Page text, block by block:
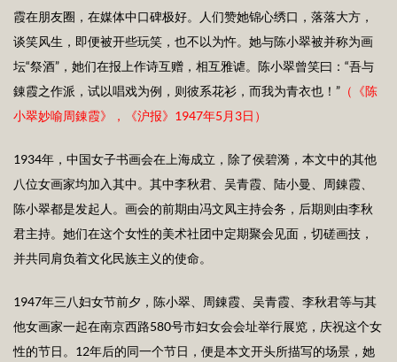
霞在朋友圈，在媒体中口碑极好。人们赞她锦心绣口，落落大方，
谈笑风生，即便被开些玩笑，也不以为忤。她与陈小翠被并称为画
坛“祭酒”，她们在报上作诗互赠，相互雅谑。陈小翠曾笑曰：“吾与
錬霞之作派，试以唱戏为例，则彼系花衫，而我为青衣也！” （《陈
小翠妙喻周錬霞》，《沪报》1947年5月3日）
1934年，中国女子书画会在上海成立，除了侯碧漪，本文中的其他
八位女画家均加入其中。其中李秋君、吴青霞、陆小曼、周錬霞、
陈小翠都是发起人。画会的前期由冯文凤主持会务，后期则由李秋
君主持。她们在这个女性的美术社团中定期聚会见面，切磋画技，
并共同肩负着文化民族主义的使命。
1947年三八妇女节前夕，陈小翠、周錬霞、吴青霞、李秋君等与其
他女画家一起在南京西路580号市妇女会会址举行展览，庆祝这个女
性的节日。12年后的同一个节日，便是本文开头所描写的场景，她